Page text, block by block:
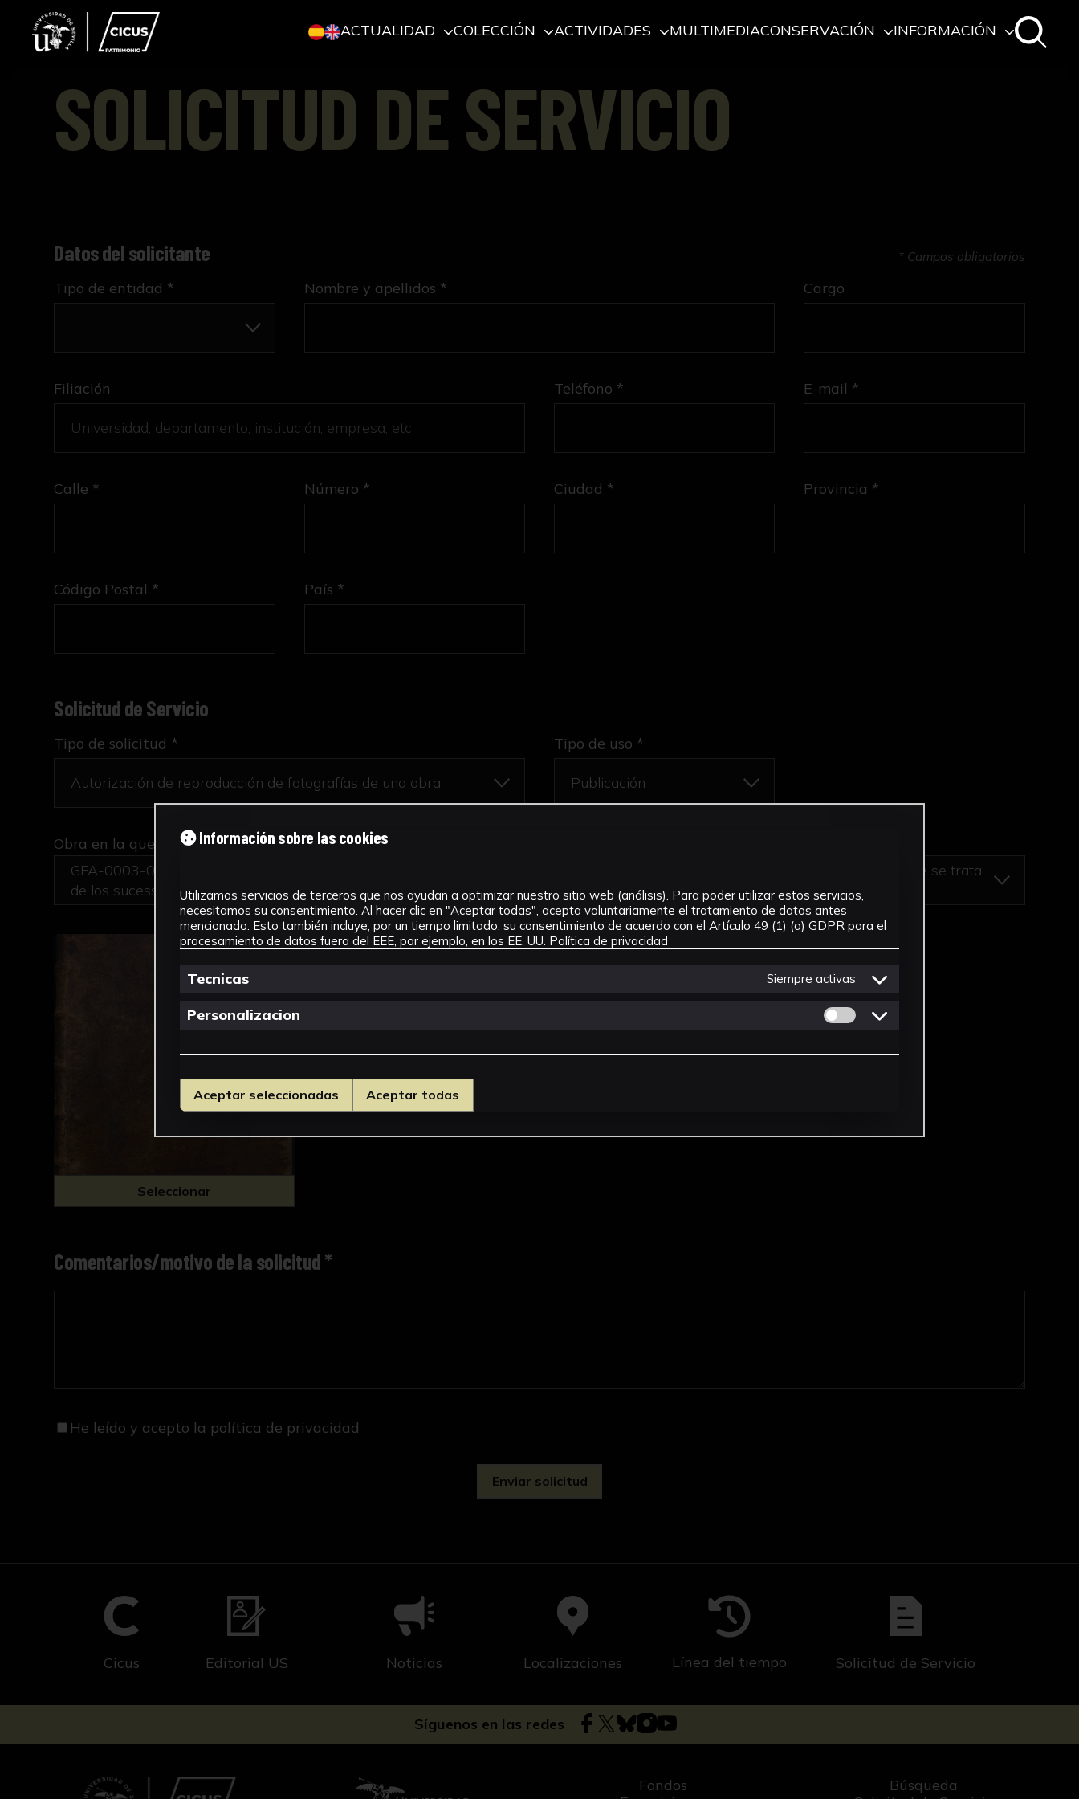
ACTUALIDAD COLECCIÓN ACTIVIDADES MULTIMEDIACONSERVACIÓN INFORMACIÓN
SOLICITUD DE SERVICIO
Datos del solicitante * Campos obligatorios
Tipo de entidad * Nombre y apellidos * Cargo
Filiación Teléfono * E-mail *
Calle * Número * Ciudad * Provincia *
Código Postal * País *
Solicitud de Servicio
Tipo de solicitud * Tipo de uso *
Obra en la que está interesado/a*
GFA-0003-000/Admirables efectos de la providencia sucedidos en la vida, e imperio de Leopoldo Primero ... : Tomo Tercero, en que se trata
de los sucessos del Año 1682. asta el de 1705
Seleccionar
Comentarios/motivo de la solicitud *
He leído y acepto la política de privacidad
Cicus Editorial US Noticias Localizaciones Línea del tiempo Solicitud de Servicio
Síguenos en las redes
Fondos
Búsqueda
Información sobre las cookies
Utilizamos servicios de terceros que nos ayudan a optimizar nuestro sitio web (análisis). Para poder utilizar estos servicios,
necesitamos su consentimiento. Al hacer clic en "Aceptar todas", acepta voluntariamente el tratamiento de datos antes
mencionado. Esto también incluye, por un tiempo limitado, su consentimiento de acuerdo con el Artículo 49 (1) (a) GDPR para el
procesamiento de datos fuera del EEE, por ejemplo, en los EE. UU. Política de privacidad
Tecnicas Siempre activas
Personalizacion Permitir cookies de Personalizacion
Aceptar seleccionadas Aceptar todas